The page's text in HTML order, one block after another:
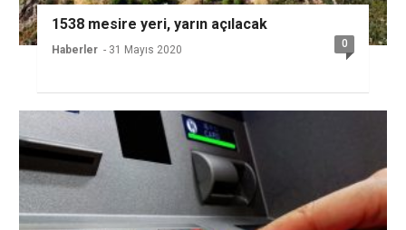
1538 mesire yeri, yarın açılacak
Haberler - 31 Mayıs 2020 0